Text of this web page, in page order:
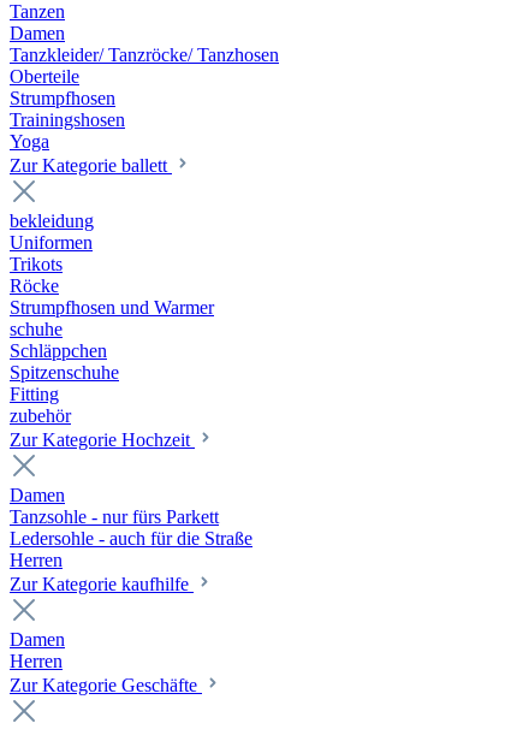
Tanzen
Damen
Tanzkleider/ Tanzröcke/ Tanzhosen
Oberteile
Strumpfhosen
Trainingshosen
Yoga
Zur Kategorie ballett
bekleidung
Uniformen
Trikots
Röcke
Strumpfhosen und Warmer
schuhe
Schläppchen
Spitzenschuhe
Fitting
zubehör
Zur Kategorie Hochzeit
Damen
Tanzsohle - nur fürs Parkett
Ledersohle - auch für die Straße
Herren
Zur Kategorie kaufhilfe
Damen
Herren
Zur Kategorie Geschäfte